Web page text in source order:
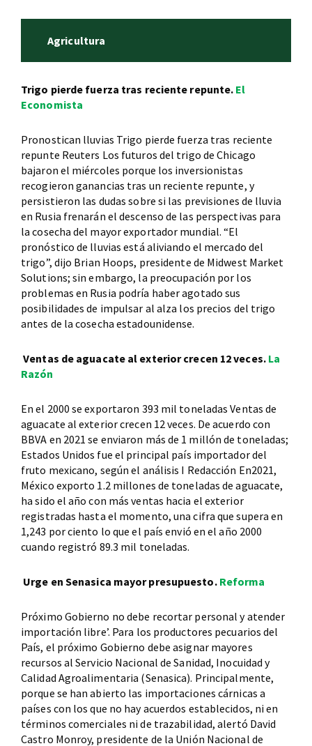
Agricultura
Trigo pierde fuerza tras reciente repunte. El
Economista
Pronostican lluvias Trigo pierde fuerza tras reciente
repunte Reuters Los futuros del trigo de Chicago
bajaron el miércoles porque los inversionistas
recogieron ganancias tras un reciente repunte, y
persistieron las dudas sobre si las previsiones de lluvia
en Rusia frenarán el descenso de las perspectivas para
la cosecha del mayor exportador mundial. “El
pronóstico de lluvias está aliviando el mercado del
trigo”, dijo Brian Hoops, presidente de Midwest Market
Solutions; sin embargo, la preocupación por los
problemas en Rusia podría haber agotado sus
posibilidades de impulsar al alza los precios del trigo
antes de la cosecha estadounidense.
Ventas de aguacate al exterior crecen 12 veces. La
Razón
En el 2000 se exportaron 393 mil toneladas Ventas de
aguacate al exterior crecen 12 veces. De acuerdo con
BBVA en 2021 se enviaron más de 1 millón de toneladas;
Estados Unidos fue el principal país importador del
fruto mexicano, según el análisis I Redacción En2021,
México exporto 1.2 millones de toneladas de aguacate,
ha sido el año con más ventas hacia el exterior
registradas hasta el momento, una cifra que supera en
1,243 por ciento lo que el país envió en el año 2000
cuando registró 89.3 mil toneladas.
Urge en Senasica mayor presupuesto. Reforma
Próximo Gobierno no debe recortar personal y atender
importación libre’. Para los productores pecuarios del
País, el próximo Gobierno debe asignar mayores
recursos al Servicio Nacional de Sanidad, Inocuidad y
Calidad Agroalimentaria (Senasica). Principalmente,
porque se han abierto las importaciones cárnicas a
países con los que no hay acuerdos establecidos, ni en
términos comerciales ni de trazabilidad, alertó David
Castro Monroy, presidente de la Unión Nacional de